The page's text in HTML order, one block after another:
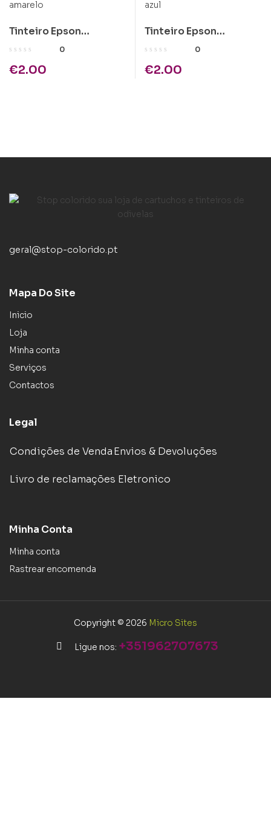
Tinteiro Epson
Compatível 16 XL,
0
€2.00
Tinteiro Epson
Compatível 16 XL,
0
€2.00
geral@stop-colorido.pt
Mapa Do Site
Inicio
Loja
Minha conta
Serviços
Contactos
Legal
Condições de VendaEnvios & Devoluções
Livro de reclamações Eletronico
Minha Conta
Minha conta
Rastrear encomenda
Copyright © 2026 Micro Sites
Ligue nos: +351962707673